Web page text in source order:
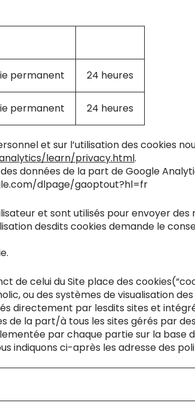
permanent 24 heures
permanent 24 heures
et sur l’utilisation des cookies
learn/privacy.html.
données de la part de Google
dlpage/gaoptout?hl=fr
et sont utilisés pour envoyer
desdits cookies demande le
de celui du Site place des
ou des systèmes de visualisation
directement par lesdits sites et
de la part/à tous les sites gérés par
par chaque partie sur la base
ci-après les adresse des